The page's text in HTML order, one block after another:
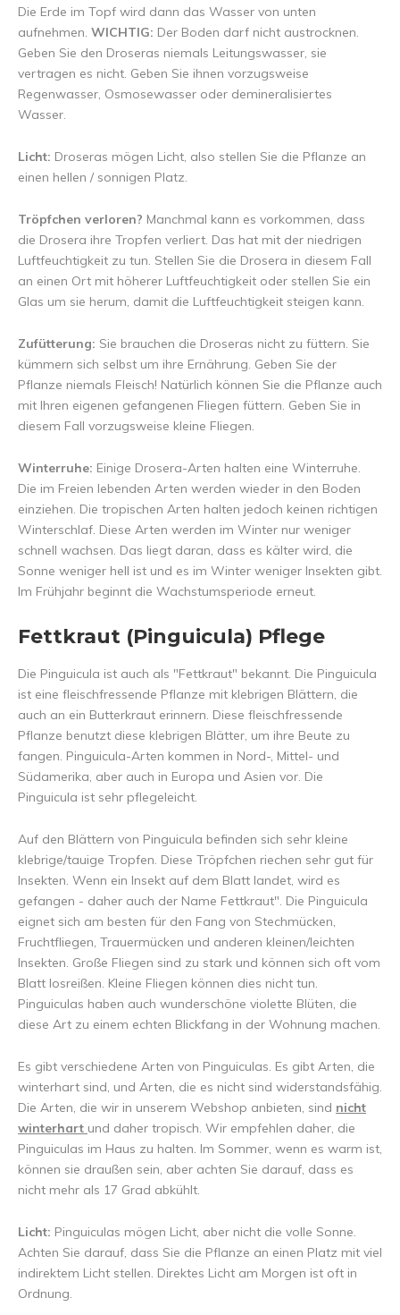
Die Erde im Topf wird dann das Wasser von unten
aufnehmen. WICHTIG: Der Boden darf nicht austrocknen.
Geben Sie den Droseras niemals Leitungswasser, sie
vertragen es nicht. Geben Sie ihnen vorzugsweise
Regenwasser, Osmosewasser oder demineralisiertes
Wasser.
Licht: Droseras mögen Licht, also stellen Sie die Pflanze an
einen hellen / sonnigen Platz.
Tröpfchen verloren? Manchmal kann es vorkommen, dass
die Drosera ihre Tropfen verliert. Das hat mit der niedrigen
Luftfeuchtigkeit zu tun. Stellen Sie die Drosera in diesem Fall
an einen Ort mit höherer Luftfeuchtigkeit oder stellen Sie ein
Glas um sie herum, damit die Luftfeuchtigkeit steigen kann.
Zufütterung: Sie brauchen die Droseras nicht zu füttern. Sie
kümmern sich selbst um ihre Ernährung. Geben Sie der
Pflanze niemals Fleisch! Natürlich können Sie die Pflanze auch
mit Ihren eigenen gefangenen Fliegen füttern. Geben Sie in
diesem Fall vorzugsweise kleine Fliegen.
Winterruhe: Einige Drosera-Arten halten eine Winterruhe.
Die im Freien lebenden Arten werden wieder in den Boden
einziehen. Die tropischen Arten halten jedoch keinen richtigen
Winterschlaf. Diese Arten werden im Winter nur weniger
schnell wachsen. Das liegt daran, dass es kälter wird, die
Sonne weniger hell ist und es im Winter weniger Insekten gibt.
Im Frühjahr beginnt die Wachstumsperiode erneut.
Fettkraut (Pinguicula) Pflege
Die Pinguicula ist auch als "Fettkraut" bekannt. Die Pinguicula
ist eine fleischfressende Pflanze mit klebrigen Blättern, die
auch an ein Butterkraut erinnern. Diese fleischfressende
Pflanze benutzt diese klebrigen Blätter, um ihre Beute zu
fangen. Pinguicula-Arten kommen in Nord-, Mittel- und
Südamerika, aber auch in Europa und Asien vor. Die
Pinguicula ist sehr pflegeleicht.
Auf den Blättern von Pinguicula befinden sich sehr kleine
klebrige/tauige Tropfen. Diese Tröpfchen riechen sehr gut für
Insekten. Wenn ein Insekt auf dem Blatt landet, wird es
gefangen - daher auch der Name Fettkraut". Die Pinguicula
eignet sich am besten für den Fang von Stechmücken,
Fruchtfliegen, Trauermücken und anderen kleinen/leichten
Insekten. Große Fliegen sind zu stark und können sich oft vom
Blatt losreißen. Kleine Fliegen können dies nicht tun.
Pinguiculas haben auch wunderschöne violette Blüten, die
diese Art zu einem echten Blickfang in der Wohnung machen.
Es gibt verschiedene Arten von Pinguiculas. Es gibt Arten, die
winterhart sind, und Arten, die es nicht sind widerstandsfähig.
Die Arten, die wir in unserem Webshop anbieten, sind nicht
winterhart und daher tropisch. Wir empfehlen daher, die
Pinguiculas im Haus zu halten. Im Sommer, wenn es warm ist,
können sie draußen sein, aber achten Sie darauf, dass es
nicht mehr als 17 Grad abkühlt.
Licht: Pinguiculas mögen Licht, aber nicht die volle Sonne.
Achten Sie darauf, dass Sie die Pflanze an einen Platz mit viel
indirektem Licht stellen. Direktes Licht am Morgen ist oft in
Ordnung.